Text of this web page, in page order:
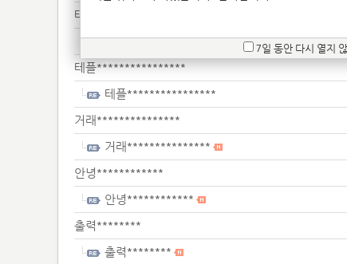
테플**********************
테플**********************
테플****************
테플****************
거래***************
거래***************
안녕************
안녕************
출력********
출력********
7일 동안 다시 열지